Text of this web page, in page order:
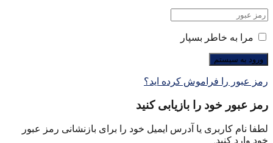
مرا به خاطر بسپار
رمز عبور را فراموش کرده اید؟
رمز عبور خود را بازیابی کنید
لطفا نام کاربری یا آدرس ایمیل خود را برای بازنشانی رمز عبور
خود وارد کنید.